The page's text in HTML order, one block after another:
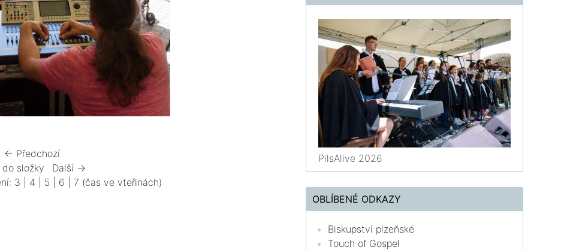
← Předchozí
složky
Další →
3 4 5 6 7 (čas ve vteřinách)
PilsAlive 2026
OBLÍBENÉ ODKAZY
Biskupství plzeňské
Touch of Gospel